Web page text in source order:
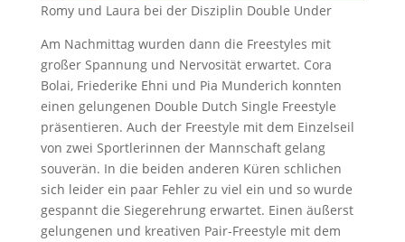
Romy und Laura bei der Disziplin Double Under
Am Nachmittag wurden dann die Freestyles mit
großer Spannung und Nervosität erwartet. Cora
Bolai, Friederike Ehni und Pia Munderich konnten
einen gelungenen Double Dutch Single Freestyle
präsentieren. Auch der Freestyle mit dem Einzelseil
von zwei Sportlerinnen der Mannschaft gelang
souverän. In die beiden anderen Küren schlichen
sich leider ein paar Fehler zu viel ein und so wurde
gespannt die Siegerehrung erwartet. Einen äußerst
gelungenen und kreativen Pair-Freestyle mit dem